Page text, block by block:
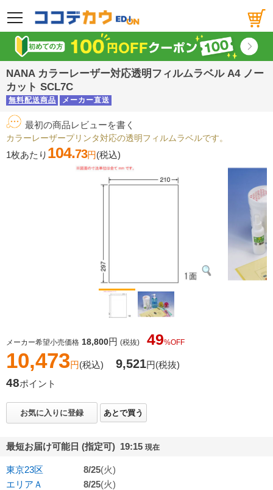
メニュー
NANA カラーレーザー対応透明フィルムラベル A4 ノー
カット SCL7C
無料配送商品 メーカー直送
最初の商品レビューを書く
カラーレーザープリンタ対応の透明フィルムラベルです。
1枚あたり 104.73円(税込)
メーカー希望小売価格 18,800円 (税抜) 49%OFF
10,473円(税込) 9,521円(税抜)
48ポイント
お気に入りに登録 あとで買う
最短お届け可能日 (指定可) 19:15 現在
東京23区 8/25(火)
エリアＡ
8/25(火)